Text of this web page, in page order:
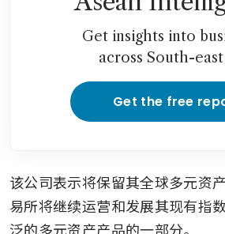
Get insights into
across South-east
Get the free
该公司表示将保留其全球多元资
易所将继续运营和发展其现有指
泛的多元资产产品的一部分。